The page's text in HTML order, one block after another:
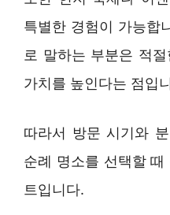
특별한 경험이 가능합
로 말하는 부분은 적
가치를 높인다는 점입
따라서 방문 시기와
순례 명소를 선택할
트입니다.